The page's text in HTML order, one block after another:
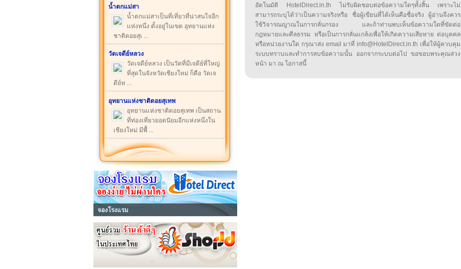
น้ำตกแม่สา
น้ำตกแม่สาเป็นที่เที่ยวที่น่าสนใจอีก
แห่งหนึ่ง ตั้งอยู่ในเขต อุทยานแห่ง
ชาติดอยสุเ ...
วัดเจดีย์หลวง
วัดเจดีย์หลวง เป็นวัดที่มีเจดีย์ที่ใหญ่
ที่สุดในจังหวัดเชียงใหม่ ก็คือ วัดเจ
ดีย์ห ...
อุทยานแห่งชาติดอยสุเทพ
อุทยานแห่งชาติดอยสุเทพ เป็นสถาน
ที่ท่องเที่ยวยอดนิยมอีกแห่งหนึ่งใน
เชียงใหม่ มีพื้ ...
จองโรงแรม
อัตโนมัติ HotelDirect.in.th ไม่รับผิดชอบต่อข้อความใดๆทั้งสิ้น เพราะไม่
สามารถระบุได้ว่าเป็นความจริงหรือ ชื่อผู้เขียนที่ได้เห็นคือชื่อจริง ผู้อ่านจึงควร
ใช้วิจารณญาณในการกลั่นกรอง และถ้าท่านพบเห็นข้อความใดที่ขัดต่อ
กฎหมายและศีลธรรม หรือเป็นการกลั่นแกล้งเพื่อให้เกิดความเสียหาย ต่อบุคคล
หรือหน่วยงานใด กรุณาส่ง email มาที่ info@HotelDirect.in.th เพื่อให้ผู้ควบคุม
ระบบทราบและทำการลบข้อความนั้น ออกจากระบบต่อไป ขอขอบพระคุณล่วง
หน้า มา ณ โอกาสนี้